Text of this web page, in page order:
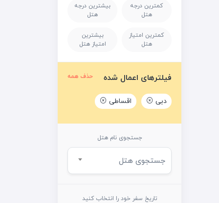
کمترین درجه
هتل
بیشترین درجه
هتل
کمترین امتیاز
هتل
بیشترین
امتیاز هتل
فیلترهای اعمال شده حذف همه
دبی اقساطی
جستجوی نام هتل
جستجوی هتل
تاریخ سفر خود را انتخاب کنید